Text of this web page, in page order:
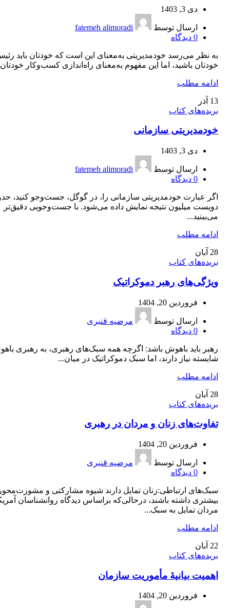
دی 3, 1403
ارسال توسط
fatemeh alimoradi
0 دیدگاه
به نظر می‌‌رسد خودمدیریتی به‌معنای این است که خودتان باید
خودتان باشید، اما این مفهوم به‌معنای راه‌اندازی کسب‌وکار
ادامه مطلب
13 آذر
بریده‌های کتاب
خودمديريتی سازمانی
دی 3, 1403
ارسال توسط
fatemeh alimoradi
0 دیدگاه
اگر عبارت خودمدیریتی سازمانی را، در گوگل، جست‌وجو کنید،
دویست میلیون نتیجه نمایش داده می‌شود. با جست‌‌وجویی دقیق‌تر
می‌بینید...
ادامه مطلب
28 آبان
بریده‌های کتاب
ویژگی‌های رهبر دموکراتیک
فروردین 20, 1404
ارسال توسط
مرضیه قنبری
0 دیدگاه
رهبر باید باهوش باشد: اگرچه همه سبک‌های رهبری، به رهبری
شایسته نیاز دارند، اما سبک دموکراتیک در میان...
ادامه مطلب
28 آبان
بریده‌های کتاب
تفاوت‌های زنان و مردان در رهبری
فروردین 20, 1404
ارسال توسط
مرضیه قنبری
0 دیدگاه
سبک‌های ارتباطی:زنان تمایل دارند شیوه مشارکتی و
بیشتری داشته باشند، درحالی‌که براساس دیدگاه روانشناسان
مردان تمایل به سبک...
ادامه مطلب
22 آبان
بریده‌های کتاب
اهمیت بیانیۀ مأموریت سازمان
فروردین 20, 1404